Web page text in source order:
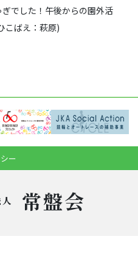
でした！午後からの園外活
こばえ：萩原)
ー
常盤会